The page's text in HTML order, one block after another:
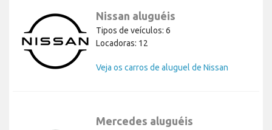
Nissan aluguéis
Tipos de veículos: 6
Locadoras: 12
Veja os carros de aluguel de Nissan
Mercedes aluguéis